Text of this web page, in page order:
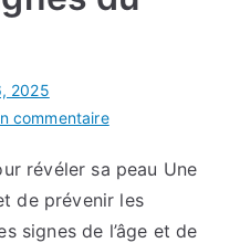
2025
commentairesur
beauté
anti-
âge
révéler sa peau Une
de prévenir les
signes de l’âge et de